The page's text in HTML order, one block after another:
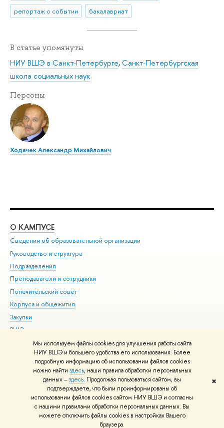
Мы используем файлы cookies для улучшения работы сайта
НИУ ВШЭ и большего удобства его использования. Более
подробную информацию об использовании файлов cookies
можно найти здесь, наши правила обработки персональных
данных –здесь. Продолжая пользоваться сайтом, вы
подтверждаете, что были проинформированы об
использовании файлов cookies сайтом НИУ ВШЭ и согласны
с нашими правилами обработки персональных данных. Вы
можете отключить файлы cookies в настройках Вашего
браузера.
✖
репортаж о событии
бакалавриат
В статье упомянуты
НИУ ВШЭ в Санкт-Петербурге,Санкт-Петербургская
школа социальных наук
Персоны
Ходачек Александр Михайлович
О КАМПУСЕ
Сведения об образовательной организации
Руководство и структура
Подразделения
Преподаватели и сотрудники
Попечительский совет
Корпуса и общежития
Закупки
ВШЭ для студентов с ограниченными возможностями
здоровья и инвалидностью
Версия для слабовидящих
Единая платежная страница
© НИУ ВШЭ 1993–2026 Адреса и контакты Условия использования
материалов Политика конфиденциальности Карта сайта
Шрифты HSE Sans и HSE Slab разработаны вШколе дизайна НИУ ВШЭ